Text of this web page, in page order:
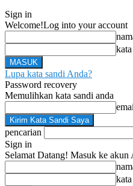
Sign in
Welcome!Log into your account
Lupa kata sandi Anda?
Password recovery
Memulihkan kata sandi anda
pencarian
Sign in
Selamat Datang! Masuk ke akun